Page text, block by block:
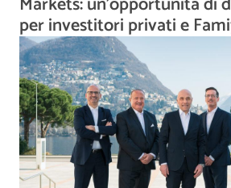
per investitori privati e